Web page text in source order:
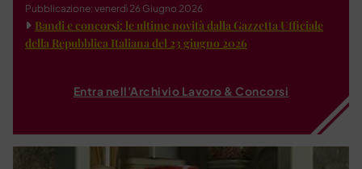
Pubblicazione: venerdì 26 Giugno 2026
Bandi e concorsi: le ultime novità dalla Gazzetta Ufficiale
della Repubblica Italiana del 23 giugno 2026
Entra nell'Archivio Lavoro & Concorsi